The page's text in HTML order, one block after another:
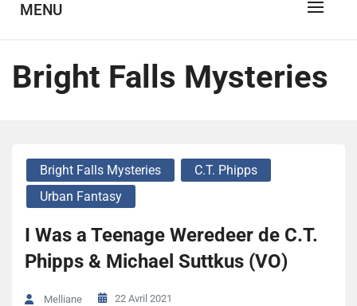
MENU
Bright Falls Mysteries
Bright Falls Mysteries
C.T. Phipps
Urban Fantasy
I Was a Teenage Weredeer de C.T.
Phipps & Michael Suttkus (VO)
Melliane 22 Avril 2021